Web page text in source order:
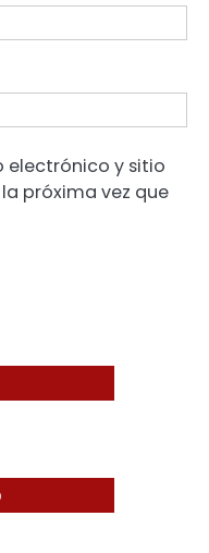
electrónico y sitio
próxima vez que